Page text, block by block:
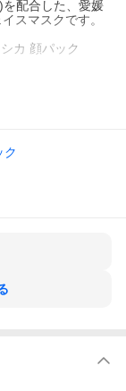
配合した、愛媛
スマスクです。
カ 顔パック
ク